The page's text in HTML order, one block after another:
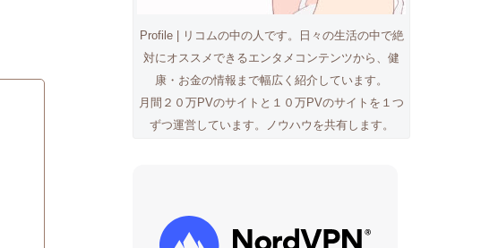
Profile | リコムの中の人です。日々の生活の中で絶
対にオススメできるエンタメコンテンツから、健
康・お金の情報まで幅広く紹介しています。
月間２０万PVのサイトと１０万PVのサイトを１つ
ずつ運営しています。ノウハウを共有します。